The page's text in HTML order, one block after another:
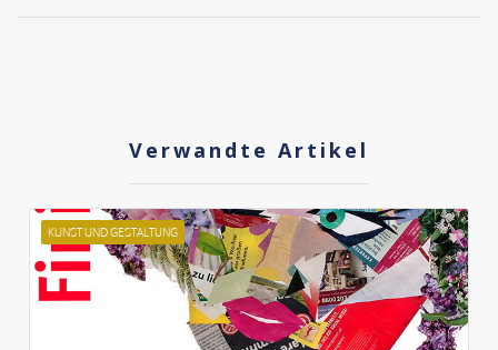
Verwandte Artikel
KUNST UND GESTALTUNG